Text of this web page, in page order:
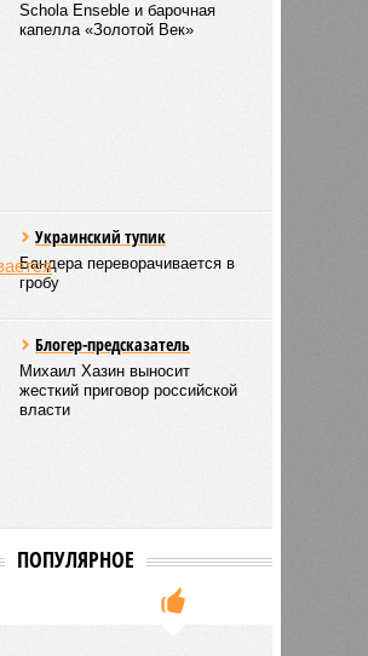
Schola Enseble и барочная
капелла «Золотой Век»
Украинский тупик
Бандера переворачивается в
гробу
Блогер-предсказатель
Михаил Хазин выносит
жесткий приговор российской
власти
ПОПУЛЯРНОЕ